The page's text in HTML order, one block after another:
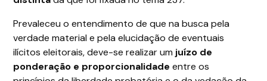
Prevaleceu o entendimento de que na busca pela
verdade material e pela elucidação de eventuais
ilícitos eleitorais, deve-se realizar um juízo de
ponderação e proporcionalidade entre os